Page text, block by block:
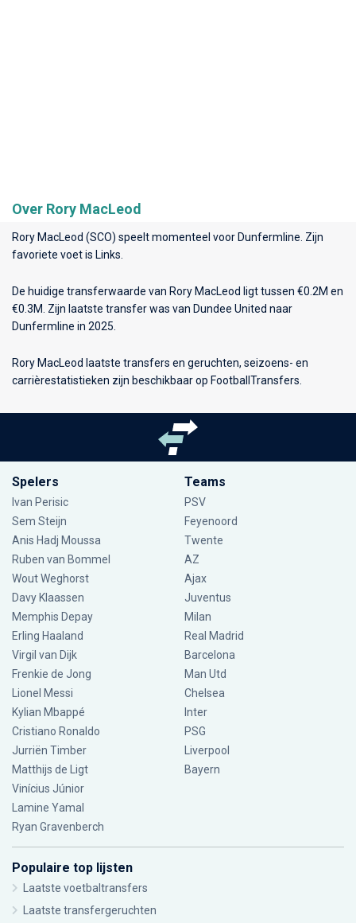
Over Rory MacLeod
Rory MacLeod (SCO) speelt momenteel voor Dunfermline . Zijn
favoriete voet is Links.
De huidige transferwaarde van Rory MacLeod ligt tussen €0.2M en
€0.3M. Zijn laatste transfer was van Dundee United naar
Dunfermline in 2025.
Rory MacLeod laatste transfers en geruchten, seizoens- en
carrièrestatistieken zijn beschikbaar op FootballTransfers.
Spelers
Ivan Perisic
Sem Steijn
Anis Hadj Moussa
Ruben van Bommel
Wout Weghorst
Davy Klaassen
Memphis Depay
Erling Haaland
Virgil van Dijk
Frenkie de Jong
Lionel Messi
Kylian Mbappé
Cristiano Ronaldo
Jurriën Timber
Matthijs de Ligt
Vinícius Júnior
Lamine Yamal
Ryan Gravenberch
Teams
PSV
Feyenoord
Twente
AZ
Ajax
Juventus
Milan
Real Madrid
Barcelona
Man Utd
Chelsea
Inter
PSG
Liverpool
Bayern
Populaire top lijsten
Laatste voetbaltransfers
Laatste transfergeruchten